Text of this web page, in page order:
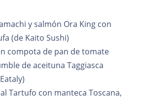
y salmón Ora King con
(de Kaito Sushi)
compota de pan de tomate
de aceituna Taggiasca
Tartufo con manteca Toscana,